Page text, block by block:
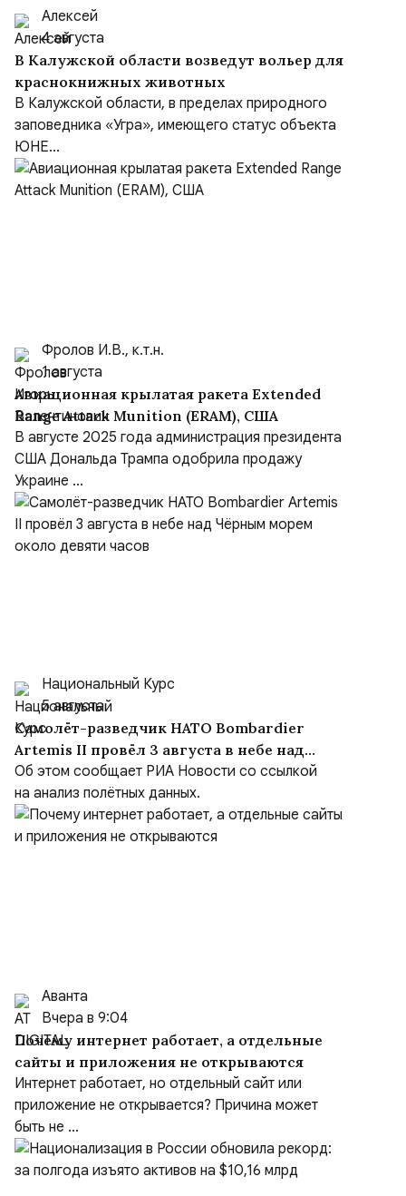
Алексей
4 августа
В Калужской области возведут вольер для
краснокнижных животных
В Калужской области, в пределах природного
заповедника «Угра», имеющего статус объекта
ЮНЕ...
Фролов И.В., к.т.н.
1 августа
Авиационная крылатая ракета Extended
Range Attack Munition (ERAM), США
В августе 2025 года администрация президента
США Дональда Трампа одобрила продажу
Украине ...
Национальный Курс
5 августа
Самолёт-разведчик НАТО Bombardier
Artemis II провёл 3 августа в небе над
Чёрным морем около девяти часов
Об этом сообщает РИА Новости со ссылкой
на анализ полётных данных.
Аванта
Вчера в 9:04
Почему интернет работает, а отдельные
сайты и приложения не открываются
Интернет работает, но отдельный сайт или
приложение не открывается? Причина может
быть не ...